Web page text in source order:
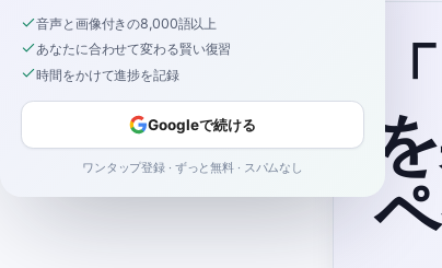
音声と画像付きの8,000語以上
あなたに合わせて変わる賢い復習
時間をかけて進捗を記録
Googleで続ける
ワンタップ登録 · ずっと無料 · スパムなし